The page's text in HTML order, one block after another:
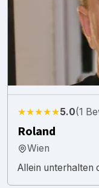
★★★★★5.0(1
Roland
Wien
Allein unterhalten